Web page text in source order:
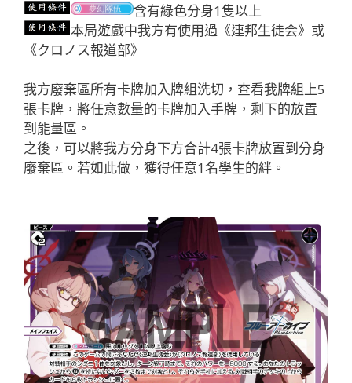
含有綠色分身1隻以上
本局遊戲中我方有使用過《連邦生徒会》或
《クロノス報道部》
我方廢棄區所有卡牌加入牌組洗切，查看我牌組上5
張卡牌，將任意數量的卡牌加入手牌，剩下的放置
到能量區。
之後，可以將我方分身下方合計4張卡牌放置到分身
廢棄區。若如此做，獲得任意1名學生的絆。